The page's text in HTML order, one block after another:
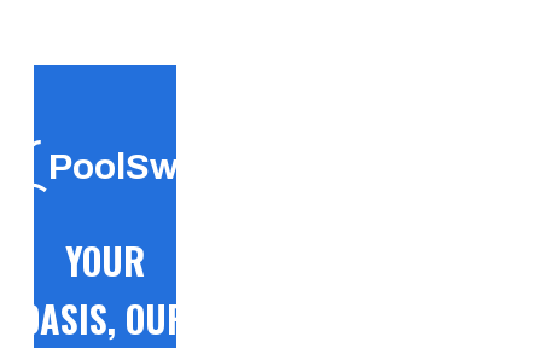
PoolSwift
YOUR
OASIS, OUR